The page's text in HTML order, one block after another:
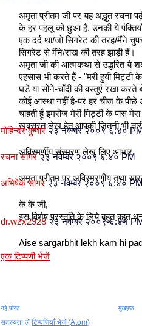
अमृता प्रीतम जी पर यह अद्भुत रचना
के हर पहलू को छुआ है. उनकी ये
एक दर्द था/जो सिगरेट की तरह/मैंने
सिगरेट से मैंने/राख की तरह झाड़ी हैं।
अमृता जी की आत्मकथा से उद्धरित ये
एहसास भी करते हैं - "मरी हुयी मिट्टी
घड़े या सोने-चाँदी की वस्तुएं रखा
कोई आस्था नहीं है-पर हर चीज के पीछे
चाहती हूँ इमरोज मेरी मिट्टी के पास
खूबसूरत लेख हेतु आपकी जितनी भी
मोहिन्दर कुमार २३ नवम्बर २००९ ६:४०
अविस्मर्णीय संस्मरण लेख लिए आभार.
रचना सागर २३ नवम्बर २००९ ६:४० PM
अमृता प्रीतम पर अविस्मरणीय तथा
अभिषेक सागर २३ नवम्बर २००९ ६:४०
के के जी,
इस विशेष प्रस्तुति के लिये बहुत बहुत
dr.wzx2928 २३ नवम्बर २००९ ६:४१
Aise sargarbhit lekh kam hi
एक टिप्पणी भेजें
नई पोस्ट मुखपृष्ठ
सदस्यता लें टिप्पणियाँ भेजें (Atom)